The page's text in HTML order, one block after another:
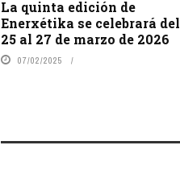
La quinta edición de
Enerxétika se celebrará del
25 al 27 de marzo de 2026
07/02/2025